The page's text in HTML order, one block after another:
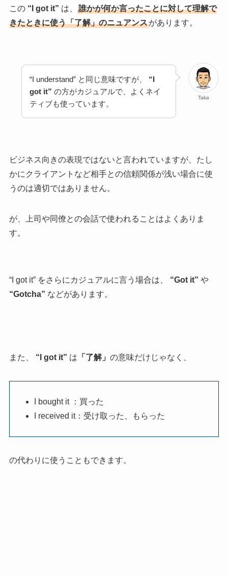
この “I got it” は、
誰かが何か言ったことに対して理解で
きたときに使う「了解」のニュアンスがあります。
Taka
“I understand” と同じ意味ですが、 “I
got it” の方がカジュアルで、よくネイ
ティブも使っています。
ビジネス向きの表現ではないと言われていますが、たし
かにクライアントなど相手との信頼関係が浅い場合に使
うのは適切ではありません。
が、上司や同僚との会話で使われることはよくありま
す。
“I got it” をさらにカジュアルに言う場合は、 “Got it” や
“Gotcha” などがあります。
また、 “I got it” は 「了解」 の意味だけじゃなく、
I bought it ：買った
I received it：受け取った、もらった
の代わりに使うこともできます。